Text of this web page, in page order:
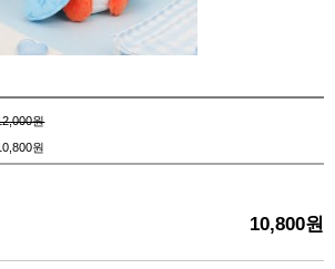
원
원
10,800원